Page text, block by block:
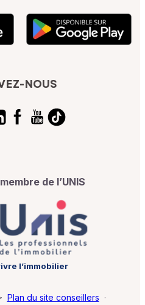
NOUS
de l’UNIS
l’immobilier
· Plan du site conseillers ·